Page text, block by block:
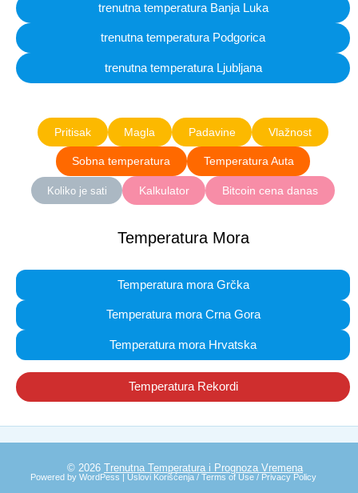
trenutna temperatura Banja Luka
trenutna temperatura Podgorica
trenutna temperatura Ljubljana
Pritisak Magla Padavine Vlažnost
Sobna temperatura Temperatura Auta
Koliko je sati Kalkulator Bitcoin cena danas
Temperatura Mora
Temperatura mora Grčka
Temperatura mora Crna Gora
Temperatura mora Hrvatska
Temperatura Rekordi
© 2026 Trenutna Temperatura i Prognoza Vremena
Powered by WordPess | Uslovi Korišćenja / Terms of Use / Privacy Policy